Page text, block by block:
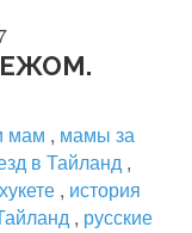
мам , мамы за
в Тайланд ,
, история
, русские